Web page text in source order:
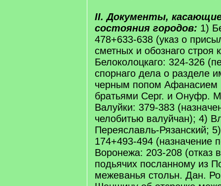
II. Документы,
состояния городов: 1)
478+633-638 (указ о
сметных и обознаго строя
Белоколоцкаго: 324-326
спорнаго дела о разделе
черным попом Афанасием
братьями Серг. и Онуфр.
Валуйки: 379-383
челобитью валуйчан); 4)
Переяславль-Рязанский;
174+493-494 (назначение
Воронежа: 203-208 (отказ
подьячих посланному из
межеванья стольн. Дан.